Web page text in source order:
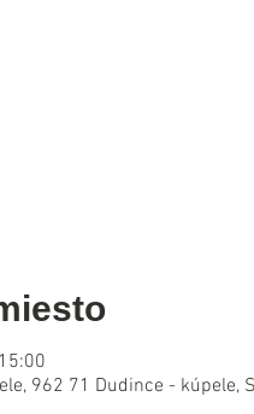
962 71 Dudince - kúpele,